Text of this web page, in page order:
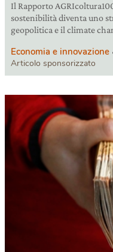
Il Rapporto
sostenibilità diventa uno
geopolitica e il climate
Economia e innovazione
Articolo sponsorizzato